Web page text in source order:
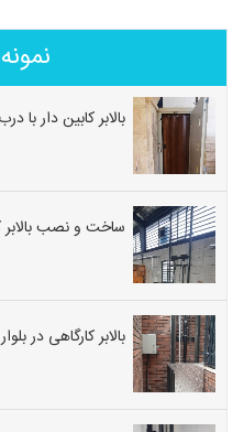
بالابر کابین دار
ساخت و نصب بالابر
بالابر کارگاهی در